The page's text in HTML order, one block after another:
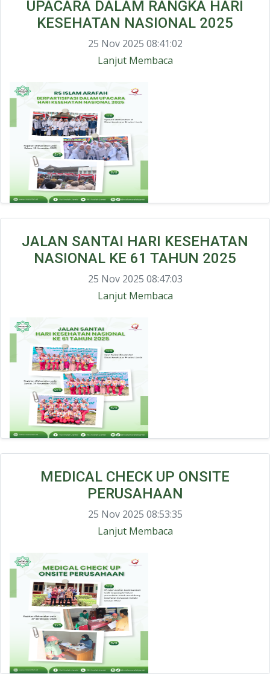
UPACARA DALAM RANGKA HARI
KESEHATAN NASIONAL 2025
25 Nov 2025 08:41:02
Lanjut Membaca
JALAN SANTAI HARI KESEHATAN
NASIONAL KE 61 TAHUN 2025
25 Nov 2025 08:47:03
Lanjut Membaca
MEDICAL CHECK UP ONSITE
PERUSAHAAN
25 Nov 2025 08:53:35
Lanjut Membaca